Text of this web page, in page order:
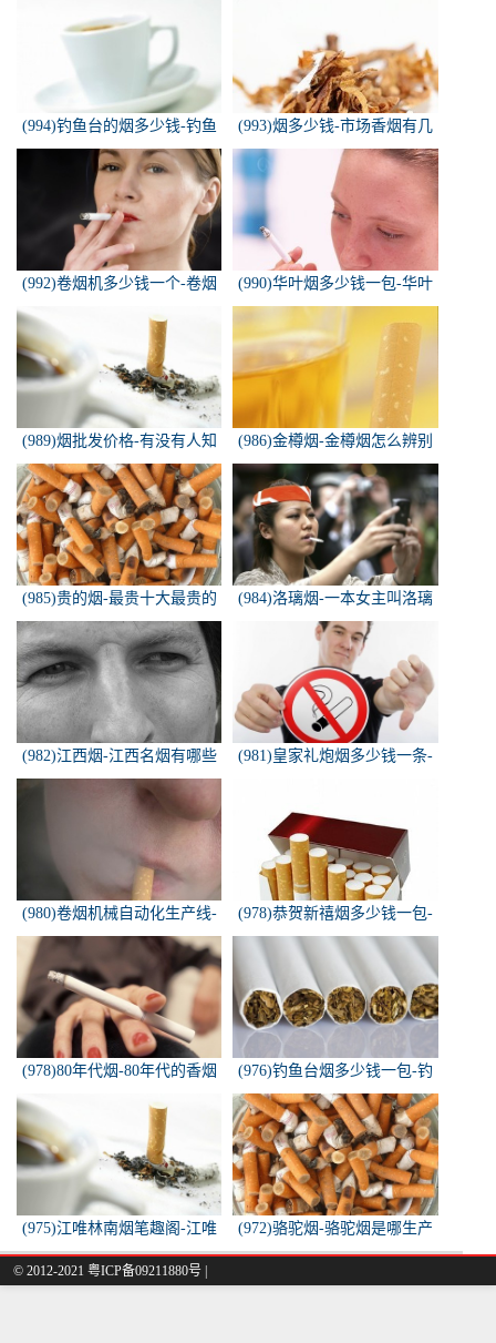
(994)钓鱼台的烟多少钱-钓鱼
台香烟价格有哪几种规格？
(993)烟多少钱-市场香烟有几
种 各多少钱一包
(992)卷烟机多少钱一个-卷烟
(990)华叶烟多少钱一包-华叶
烟价格多少钱一包
(989)烟批发价格-有没有人知
道，各种香烟批发价？
(986)金樽烟-金樽烟怎么辨别
真假
(985)贵的烟-最贵十大最贵的
香烟是什么
(984)洛璃烟-一本女主叫洛璃
烟的快穿小说，叫什么名字来
着？？？
(982)江西烟-江西名烟有哪些
(981)皇家礼炮烟多少钱一条-
(980)卷烟机械自动化生产线-
中国烟草机械集团
(978)恭贺新禧烟多少钱一包-
恭贺新禧香烟有细支的多少钱
一盒？
(978)80年代烟-80年代的香烟
(976)钓鱼台烟多少钱一包-钓
鱼台烟多少钱一包
(975)江唯林南烟笔趣阁-江唯
林南烟小说叫什么名字？
(972)骆驼烟-骆驼烟是哪生产
的
© 2012-2021 粤ICP备09211880号 |